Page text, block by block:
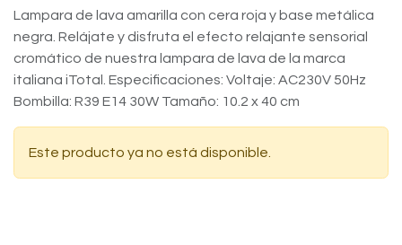
Lampara de lava amarilla con cera roja y base metálica
negra. Relájate y disfruta el efecto relajante sensorial
cromático de nuestra lampara de lava de la marca
italiana iTotal. Especificaciones: Voltaje: AC230V 50Hz
Bombilla: R39 E14 30W Tamaño: 10.2 x 40 cm
Este producto ya no está disponible.